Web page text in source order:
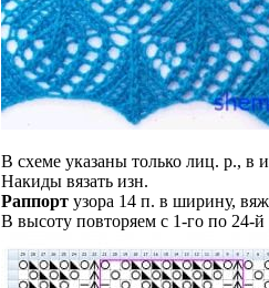
В схеме указаны только лиц. р., в
Накиды вязать изн.
Раппорт узора 14 п. в ширину,
В высоту повторяем с 1-го по 24-й